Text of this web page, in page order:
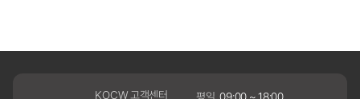
KOCW 고객센터 평일 09:00 ~ 18:00